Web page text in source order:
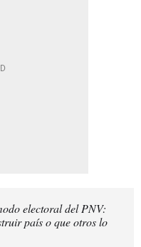
electoral del PNV:
país o que otros lo